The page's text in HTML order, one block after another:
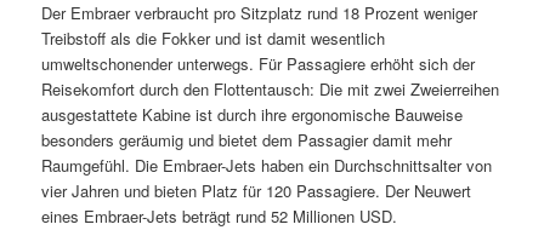
Der Embraer verbraucht pro Sitzplatz rund 18 Prozent weniger
Treibstoff als die Fokker und ist damit wesentlich
umweltschonender unterwegs. Für Passagiere erhöht sich der
Reisekomfort durch den Flottentausch: Die mit zwei Zweierreihen
ausgestattete Kabine ist durch ihre ergonomische Bauweise
besonders geräumig und bietet dem Passagier damit mehr
Raumgefühl. Die Embraer-Jets haben ein Durchschnittsalter von
vier Jahren und bieten Platz für 120 Passagiere. Der Neuwert
eines Embraer-Jets beträgt rund 52 Millionen USD.